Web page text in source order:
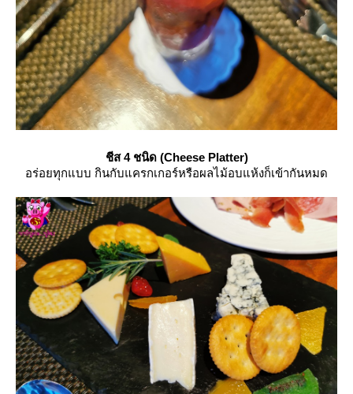
ชีส 4 ชนิด (Cheese Platter)
อร่อยทุกแบบ กินกับแครกเกอร์หรือผลไม้อบแห้งก็เข้ากันหมด